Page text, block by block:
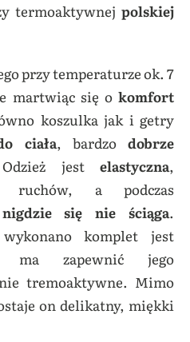
termoaktywnej polskiej
przy temperaturze ok. 7
martwiąc się o komfort
koszulka jak i getry
ciała, bardzodobrze
jest elastyczna,
ruchów, a podczas
nigdzie się nie ściąga.
komplet jest
ma zapewnić jego
tremoaktywne. Mimo
on delikatny, miękki